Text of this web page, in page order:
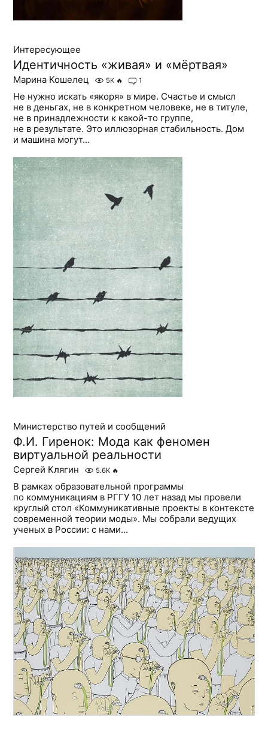
Интересующее
Идентичность «живая» и «мёртвая»
Марина Кошелец 5K 🔥 1
Не нужно искать «якоря» в мире. Счастье и смысл
не в деньгах, не в конкретном человеке, не в титуле,
не в принадлежности к какой-то группе,
не в результате. Это иллюзорная стабильность. Дом
и машина могут...
Министерство путей и сообщений
Ф.И. Гиренок: Мода как феномен
виртуальной реальности
Сергей Клягин 5.6K 🔥
В рамках образовательной программы
по коммуникациям в РГГУ 10 лет назад мы провели
круглый стол «Коммуникативные проекты в контексте
современной теории моды». Мы собрали ведущих
ученых в России: с нами...